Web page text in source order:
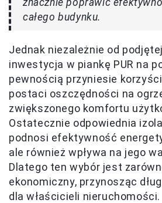
całego budynku.
Jednak niezależnie od
inwestycja w piankę PUR na
pewnością przyniesie
postaci oszczędności na
zwiększonego komfortu
Ostatecznie odpowiednia
podnosi efektywność
ale również wpływa na jego
Dlatego ten wybór jest
ekonomiczny, przynosząc
dla właścicieli nieruchomości.